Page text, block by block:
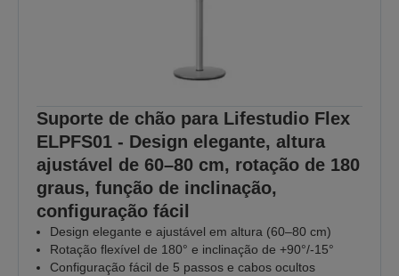
Suporte de chão para Lifestudio Flex
ELPFS01 - Design elegante, altura
ajustável de 60–80 cm, rotação de 180
graus, função de inclinação,
configuração fácil
Design elegante e ajustável em altura (60–80 cm)
Rotação flexível de 180° e inclinação de +90°/-15°
Configuração fácil de 5 passos e cabos ocultos